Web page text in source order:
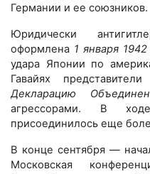
Германии и ее союзников.
Юридически
оформлена 1 января 1942
удара Японии по
Гавайях
Декларацию
агрессорами. В
присоединилось еще
В конце сентября —
Московская